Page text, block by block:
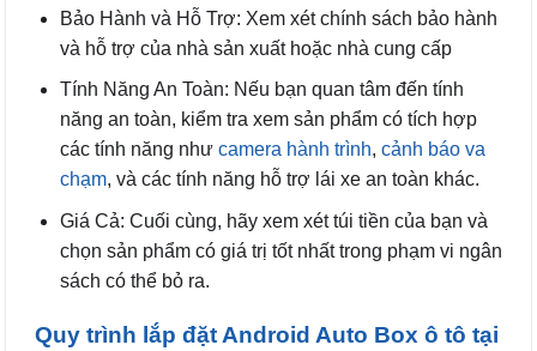
Bảo Hành và Hỗ Trợ: Xem xét chính sách bảo hành
và hỗ trợ của nhà sản xuất hoặc nhà cung cấp
Tính Năng An Toàn: Nếu bạn quan tâm đến tính
năng an toàn, kiểm tra xem sản phẩm có tích hợp
các tính năng như camera hành trình, cảnh báo va
chạm, và các tính năng hỗ trợ lái xe an toàn khác.
Giá Cả: Cuối cùng, hãy xem xét túi tiền của bạn và
chọn sản phẩm có giá trị tốt nhất trong phạm vi ngân
sách có thể bỏ ra.
Quy trình lắp đặt Android Auto Box ô tô tại